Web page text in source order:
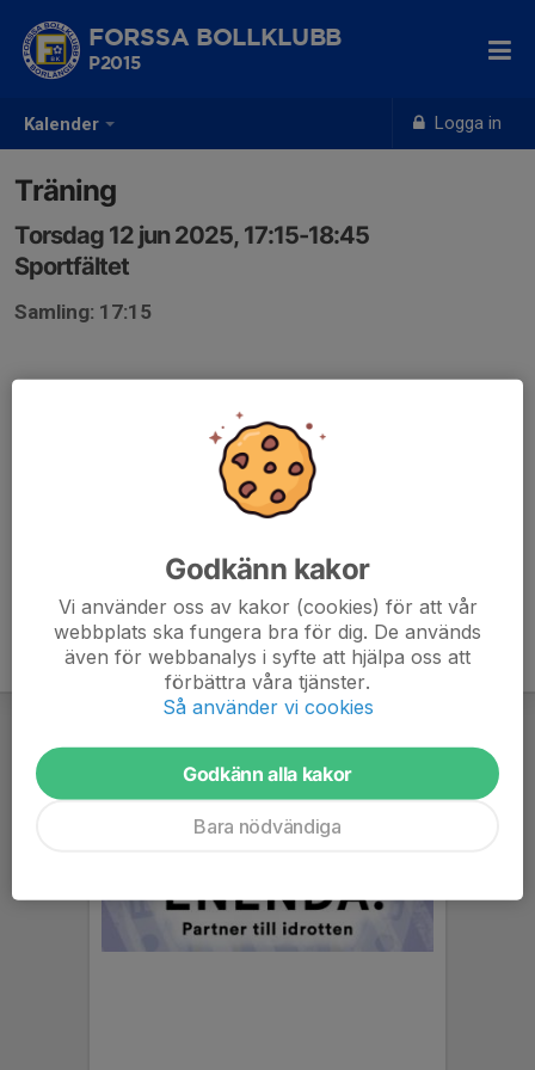
Kalender Logga in
FORSSA BOLLKLUBB
P2015
Träning
Torsdag 12 jun 2025, 17:15-18:45
Sportfältet
Samling: 17:15
Godkänn kakor
Vi använder oss av kakor (cookies) för att vår
webbplats ska fungera bra för dig. De används
även för webbanalys i syfte att hjälpa oss att
förbättra våra tjänster.
Så använder vi cookies
Godkänn alla kakor
Bara nödvändiga